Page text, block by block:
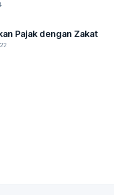
Pajak dengan Zakat